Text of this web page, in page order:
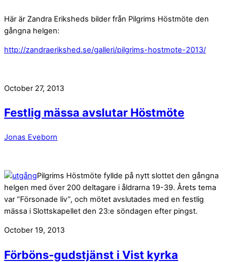
Här är Zandra Eriksheds bilder från Pilgrims Höstmöte den
gångna helgen:
http://zandraerikshed.se/galleri/pilgrims-hostmote-2013/
October 27, 2013
Festlig mässa avslutar Höstmöte
Jonas Eveborn
Pilgrims Höstmöte fyllde på nytt slottet den gångna
helgen med över 200 deltagare i åldrarna 19-39. Årets tema
var “Försonade liv”, och mötet avslutades med en festlig
mässa i Slottskapellet den 23:e söndagen efter pingst.
October 19, 2013
Förböns-gudstjänst i Vist kyrka